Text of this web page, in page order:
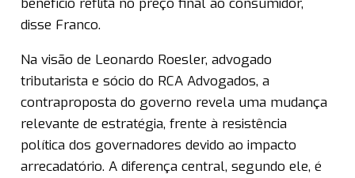
benefício reflita no preço final ao consumidor,
disse Franco.
Na visão de Leonardo Roesler, advogado
tributarista e sócio do RCA Advogados, a
contraproposta do governo revela uma mudança
relevante de estratégia, frente à resistência
política dos governadores devido ao impacto
arrecadatório. A diferença central, segundo ele, é